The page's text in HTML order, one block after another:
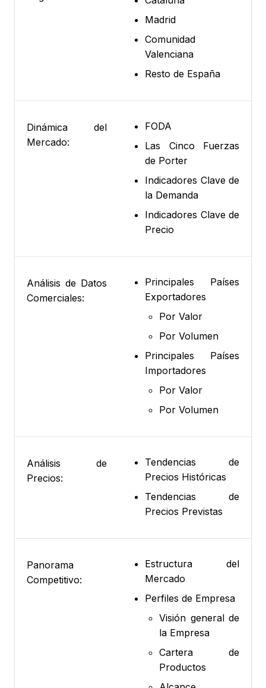
Madrid
Comunidad
Valenciana
Resto de España
Dinámica del
Mercado:
FODA
Las Cinco Fuerzas
de Porter
Indicadores Clave de
la Demanda
Indicadores Clave de
Precio
Análisis de Datos
Comerciales:
Principales Países
Exportadores
Por Valor
Por Volumen
Principales Países
Importadores
Por Valor
Por Volumen
Análisis de
Precios:
Tendencias de
Precios Históricas
Tendencias de
Precios Previstas
Panorama
Competitivo:
Estructura del
Mercado
Perfiles de Empresa
Visión general de
la Empresa
Cartera de
Productos